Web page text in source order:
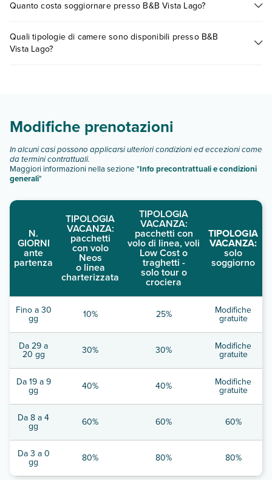
presso B&B Vista Lago. Scoprile tutte nellasezione dedicata o
prenotando un appuntamento.
Quanto costa soggiornare presso B&B Vista Lago?
fattori (per es. date, condizioni dell'hotel, ecc). Per consultare i
prezzi, compila il motore di ricerca e scegli quando partire.
Quali tipologie di camere sono disponibili presso B&B
Vista Lago?
Modifiche prenotazioni
In alcuni casi possono applicarsi ulteriori condizioni ed eccezioni come
da termini contrattuali.
Maggiori informazioni nella sezione "Info precontrattuali e condizioni
generali"
N.
GIORNI
ante
partenza
TIPOLOGIA
VACANZA:
pacchetti
con volo
Neos
o linea
charterizzata
TIPOLOGIA
VACANZA:
pacchetti con
volo di linea, voli
Low Cost o
traghetti -
solo tour o
crociera
TIPOLOGIA
VACANZA:
solo
soggiorno
Fino a 30
gg 10% 25% Modifiche
gratuite
Da 29 a
20 gg 30% 30% Modifiche
gratuite
Da 19 a 9
gg 40% 40% Modifiche
gratuite
Da 8 a 4
gg 60% 60% 60%
Da 3 a 0
gg 80% 80% 80%